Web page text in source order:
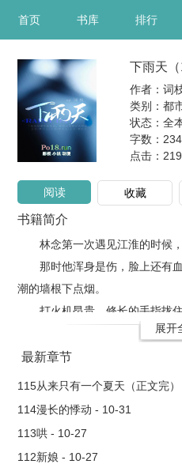
首页 书库 排行
下雨天（
作者：词
类别：都
状态：全
字数：
点击：
阅读 收藏
书籍简介
林念第一次遇见江淮的时候，
那时他浑身是伤，脸上还有血
潮的墙根下点烟。
打火机昂贵，修长的手指拢住
-
展开
最新章节
115从来只有一个夏天（正文完
114漫长的悸动 - 10-31
113哄 - 10-27
112新娘 - 10-27